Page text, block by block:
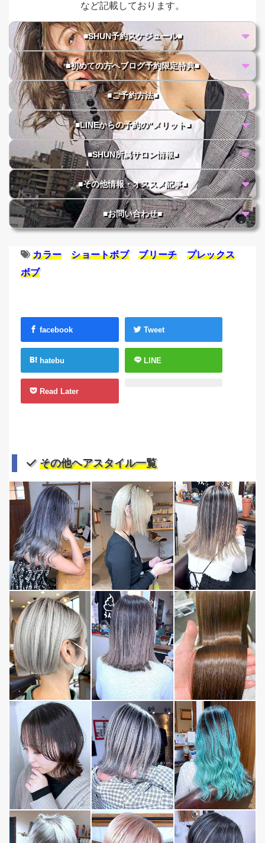
など記載しております。
■SHUN予約スケジュール■
■初めての方へブログ予約限定特典■
■ご予約方法■
■LINEからの予約の"メリット■
■SHUN所属サロン情報■
■その他情報・オススメ記事■
■お問い合わせ■
カラー ショートボブ ブリーチ
プレックス
ボブ
facebook Tweet
hatebu LINE
Read Later
その他ヘアスタイル一覧